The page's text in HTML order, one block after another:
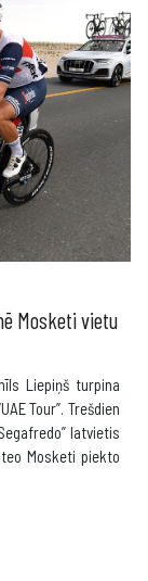
Mosketi vietu
Liepiņš turpina
Tour”. Trešdien
latvietis
Mosketi piekto